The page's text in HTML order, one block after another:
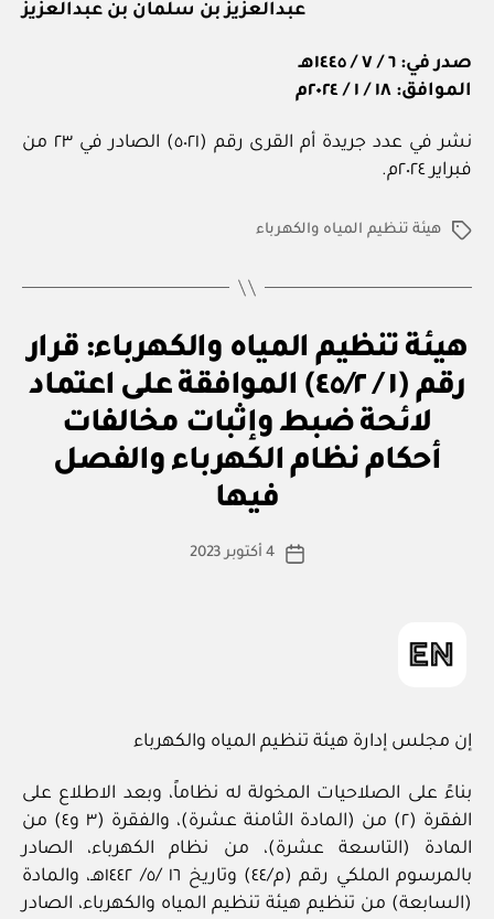
عبدالعزيز بن سلمان بن عبدالعزيز
صدر في: ٦ / ٧ / ١٤٤٥هـ
الموافق: ١٨ / ١ / ٢٠٢٤م
نشر في عدد جريدة أم القرى رقم (٥٠٢١) الصادر في ٢٣ من
فبراير ٢٠٢٤م.
الوسومهيئة تنظيم المياه والكهرباء
التصنيفات
هيئة تنظيم المياه والكهرباء: قرار
رقم (١ / ٤٥/٢) الموافقة على اعتماد
لائحة ضبط وإثبات مخالفات
أحكام نظام الكهرباء والفصل
فيها
كاتب
بو
ة
تاريخ
4 أكتوبر 2023
إن مجلس إدارة هيئة تنظيم المياه والكهرباء
بناءً على الصلاحيات المخولة له نظاماً، وبعد الاطلاع على
الفقرة (٢) من (المادة الثامنة عشرة)، والفقرة (٣ و٤) من
المادة (التاسعة عشرة)، من نظام الكهرباء، الصادر
بالمرسوم الملكي رقم (م/٤٤) وتاريخ ١٦ /٥/ ١٤٤٢هـ، والمادة
(السابعة) من تنظيم هيئة تنظيم المياه والكهرباء، الصادر